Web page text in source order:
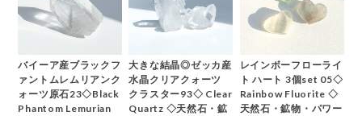
バイーア産ブラックフ
ァントムレムリアンク
ォーツ原石23◇Black
Phantom Lemurian
大きな結晶◎ゼッカ産
水晶クリアクォーツ
クラスター93◇ Clear
Quartz ◇天然石・鉱
レインボーフローライ
ト ハート 3個set 05◇
Rainbow Fluorite ◇
天然石・鉱物・パワー